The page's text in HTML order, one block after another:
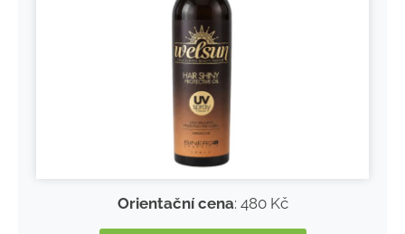
Orientační cena: 480 Kč